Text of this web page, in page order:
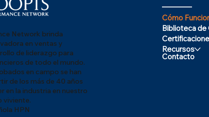
Network brinda
en ventas y
de liderazgo para
de todo el mundo.
en campo se han
de los más de 40 años
en la industria en nuestro
viviente.
HPN
Cómo
Biblioteca
Recursos
Contacto